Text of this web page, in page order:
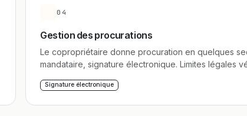
04
Gestion des procurations
Le copropriétaire donne procuration en quelques
mandataire, signature électronique. Limites légales
Signature électronique